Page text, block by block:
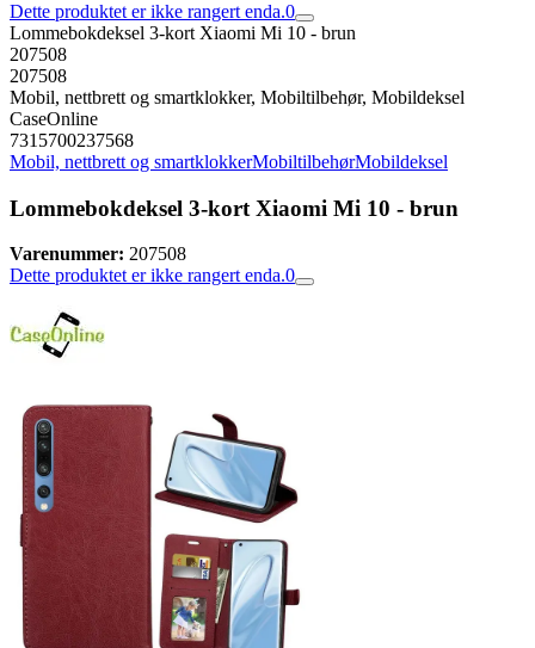
Dette produktet er ikke rangert enda.0
Lommebokdeksel 3-kort Xiaomi Mi 10 - brun
207508
207508
Mobil, nettbrett og smartklokker, Mobiltilbehør, Mobildeksel
CaseOnline
7315700237568
Mobil, nettbrett og smartklokkerMobiltilbehørMobildeksel
Lommebokdeksel 3-kort Xiaomi Mi 10 - brun
Varenummer: 207508
Dette produktet er ikke rangert enda.0